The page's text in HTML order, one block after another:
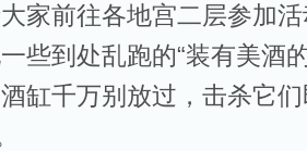
家前往各地宫二层参加
些到处乱跑的“装有美酒
缸千万别放过，击杀它